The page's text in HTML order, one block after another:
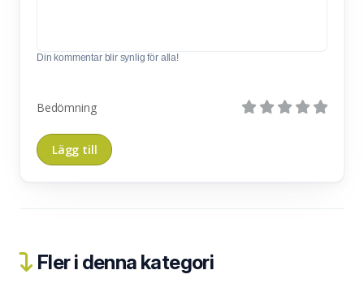
Din kommentar blir synlig för alla!
Bedömning
Fler i denna kategori